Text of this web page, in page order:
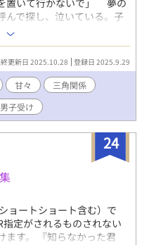
置いて行かないで」 夢の
んで探し、泣いている。子
見たこともない少年が泣く
年目の五十鈴川蜜梨は、
に仕事をこなし身バレしな
いる。職場の同僚・御厨秘
の腐仲間だ。週末には二
できるのは秘果だけだ。
うに押し寄せた蜜梨は、
む。その場所で偶然会った
は思えない場所で、魔法
のだという。 蜜梨が連行
国。蜜梨は「瑞希」という
なのだそうだ。 幼い頃の
られないながら、疑う気
「桃源」で起きる事件に
ファンタジー。ちょっと
先にあるのは、蜜梨が知ら
更新日 2025.10.28 登録日 2025.9.29
甘々
三角関係
子受け
24
ョートショート含む）で
定がされるものされない
ます。 『知らなかった君